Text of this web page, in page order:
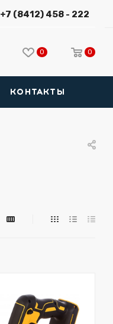
+7 (8412) 458 - 222
0 0
КОНТАКТЫ